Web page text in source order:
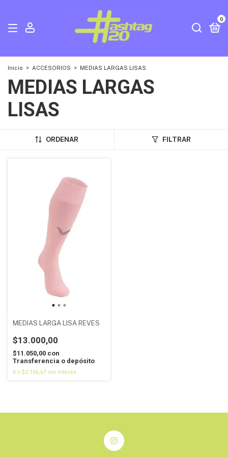
0
Inicio > ACCESORIOS > MEDIAS LARGAS LISAS
MEDIAS LARGAS
LISAS
ORDENAR FILTRAR
MEDIAS LARGA LISA REVES
$13.000,00
$11.050,00 con
Transferencia o depósito
6 x $2.166,67 sin interés